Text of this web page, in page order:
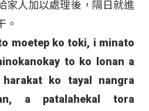
家人加以處理後，隔日就進
。
moetep ko toki, i minato
to ko lonan a
ko tayal nangra
a patalahekal tora